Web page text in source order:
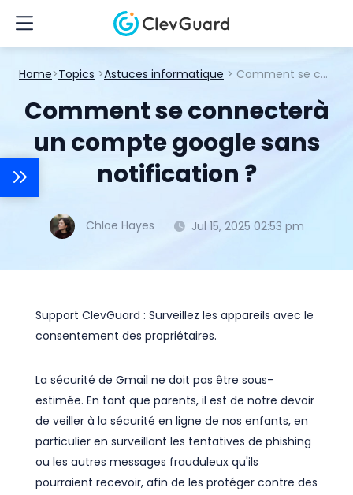
Home>Topics >Astuces informatique > Comment se connecterà un compte google sans notification ?
Comment se connecterà
un compte google sans
notification ?
Chloe Hayes Jul 15, 2025 02:53 pm
Support ClevGuard : Surveillez les appareils avec le
consentement des propriétaires.
La sécurité de Gmail ne doit pas être sous-
estimée. En tant que parents, il est de notre devoir
de veiller à la sécurité en ligne de nos enfants, en
particulier en surveillant les tentatives de phishing
ou les autres messages frauduleux qu'ils
pourraient recevoir, afin de les protéger contre des